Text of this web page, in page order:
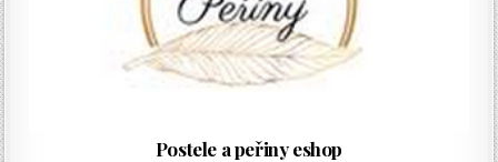
Postele a peřiny eshop